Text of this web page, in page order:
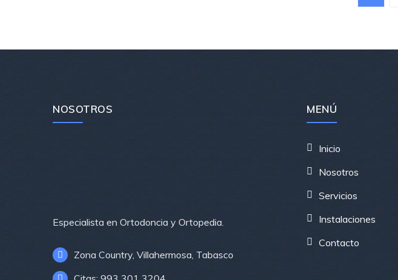
NOSOTROS
Especialista en Ortodoncia y Ortopedia.
Zona Country, Villahermosa, Tabasco
MENÚ
Inicio
Nosotros
Servicios
Instalaciones
Contacto